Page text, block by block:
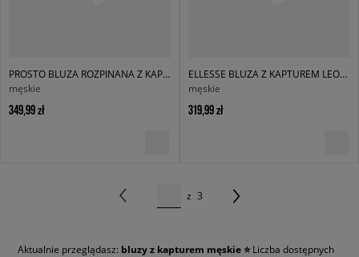
PROSTO BLUZA ROZPINANA Z KAPTUREM ZIP HOODIE P RIM BLACK
męskie
349,99 zł
ELLESSE BLUZA Z KAPTUREM LEONARDOS OH HOODY
męskie
319,99 zł
z 3
Aktualnie przeglądasz: bluzy z kapturem męskie ⭐Liczba dostępnych